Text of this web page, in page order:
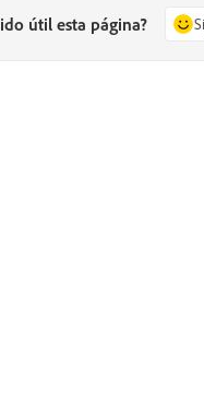
útil esta página?